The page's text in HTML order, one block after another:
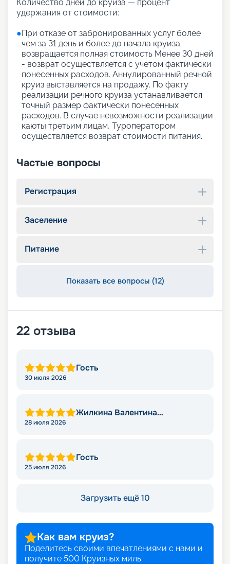
Количество дней до круиза — процент
удержания от стоимости:
●При отказе от забронированных услуг более
чем за 31 день и более до начала круиза
возвращается полная стоимость Менее 30 дней
- возврат осуществляется с учетом фактически
понесенных расходов. Аннулированный речной
круиз выставляется на продажу. По факту
реализации речного круиза устанавливается
точный размер фактически понесенных
расходов. В случае невозможности реализации
каюты третьим лицам, Туроператором
осуществляется возврат стоимости питания.
Частые вопросы
Регистрация
Заселение
Питание
Показать все вопросы (12)
22 отзыва
Гость
30 июля 2026
Жилкина Валентина
28 июля 2026
Гость
25 июля 2026
Загрузить ещё 10
Как вам круиз?
Поделитесь своими впечатлениями с нами и
получите 500 Круизных миль